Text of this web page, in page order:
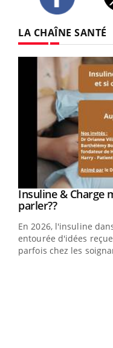
LA CHAÎNE SANTÉ
Youtube
Insuline & Charge
parler??Youtube
En 2026, l'insuline
entourée d'idées
parfois chez les